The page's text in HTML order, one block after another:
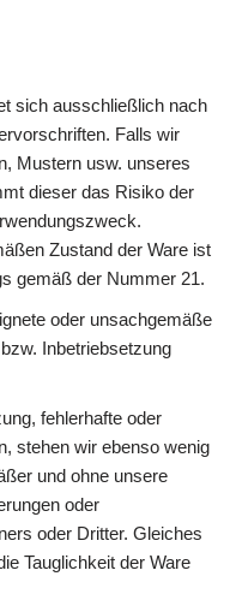
sich ausschließlich nach
Falls wir
Mustern usw. unseres
dieser das Risiko der
Zustand der Ware ist
gemäß der Nummer 21.
oder unsachgemäße
Inbetriebsetzung
fehlerhafte oder
stehen wir ebenso wenig
und ohne unsere
oder
oder Dritter. Gleiches
Tauglichkeit der Ware